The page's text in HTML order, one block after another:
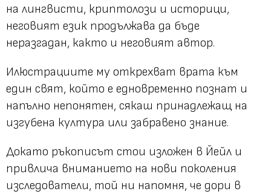
на лингвисти, криптолози и историци,
неговият език продължава да бъде
неразгадан, както и неговият автор.
Илюстрациите му открехват врата към
един свят, който е едновременно познат и
напълно непонятен, сякаш принадлежащ на
изгубена култура или забравено знание.
Докато ръкописът стои изложен в Йейл и
привлича вниманието на нови поколения
изследователи, той ни напомня, че дори в